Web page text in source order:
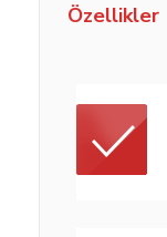
Özellikler